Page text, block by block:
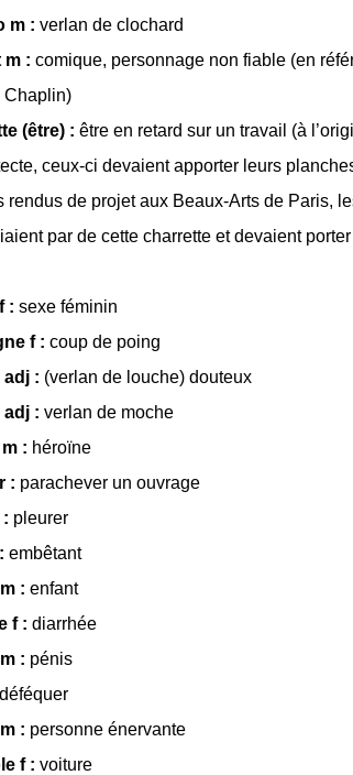
m : verlan de clochard
m : comique, personnage non fiable (en
Chaplin)
(être) : être en retard sur un travail (à
ceux-ci devaient apporter leurs
rendus de projet aux Beaux-Arts de Paris,
par de cette charrette et devaient
: sexe féminin
f : coup de poing
: (verlan de louche) douteux
: verlan de moche
: héroïne
: parachever un ouvrage
pleurer
embêtant
: enfant
f : diarrhée
: pénis
déféquer
: personne énervante
f : voiture